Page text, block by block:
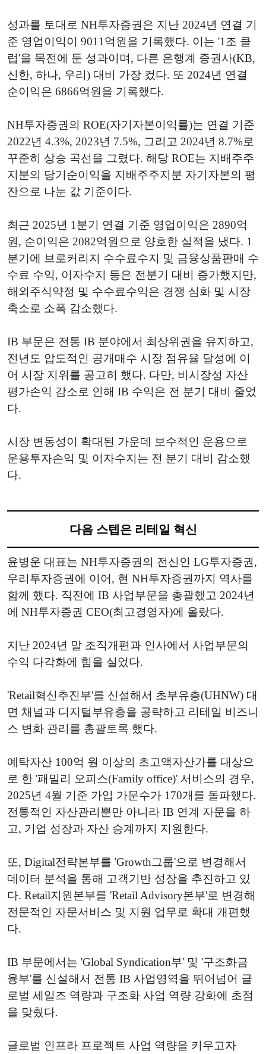
성과를 토대로 NH투자증권은 지난 2024년 연결 기
준 영업이익이 9011억원을 기록했다. 이는 '1조 클
럽'을 목전에 둔 성과이며, 다른 은행계 증권사(KB,
신한, 하나, 우리) 대비 가장 컸다. 또 2024년 연결
순이익은 6866억원을 기록했다.
NH투자증권의 ROE(자기자본이익률)는 연결 기준
2022년 4.3%, 2023년 7.5%, 그리고 2024년 8.7%로
꾸준히 상승 곡선을 그렸다. 해당 ROE는 지배주주
지분의 당기순이익을 지배주주지분 자기자본의 평
잔으로 나눈 값 기준이다.
최근 2025년 1분기 연결 기준 영업이익은 2890억
원, 순이익은 2082억원으로 양호한 실적을 냈다. 1
분기에 브로커리지 수수료수지 및 금융상품판매 수
수료 수익, 이자수지 등은 전분기 대비 증가했지만,
해외주식약정 및 수수료수익은 경쟁 심화 및 시장
축소로 소폭 감소했다.
IB 부문은 전통 IB 분야에서 최상위권을 유지하고,
전년도 압도적인 공개매수 시장 점유율 달성에 이
어 시장 지위를 공고히 했다. 다만, 비시장성 자산
평가손익 감소로 인해 IB 수익은 전 분기 대비 줄었
다.
시장 변동성이 확대된 가운데 보수적인 운용으로
운용투자손익 및 이자수지는 전 분기 대비 감소했
다.
다음 스텝은 리테일 혁신
윤병운 대표는 NH투자증권의 전신인 LG투자증권,
우리투자증권에 이어, 현 NH투자증권까지 역사를
함께 했다. 직전에 IB 사업부문을 총괄했고 2024년
에 NH투자증권 CEO(최고경영자)에 올랐다.
지난 2024년 말 조직개편과 인사에서 사업부문의
수익 다각화에 힘을 실었다.
'Retail혁신추진부'를 신설해서 초부유층(UHNW) 대
면 채널과 디지털부유층을 공략하고 리테일 비즈니
스 변화 관리를 총괄토록 했다.
예탁자산 100억 원 이상의 초고액자산가를 대상으
로 한 '패밀리 오피스(Family office)' 서비스의 경우,
2025년 4월 기준 가입 가문수가 170개를 돌파했다.
전통적인 자산관리뿐만 아니라 IB 연계 자문을 하
고, 기업 성장과 자산 승계까지 지원한다.
또, Digital전략본부를 'Growth그룹'으로 변경해서
데이터 분석을 통해 고객기반 성장을 추진하고 있
다. Retail지원본부를 'Retail Advisory본부'로 변경해
전문적인 자문서비스 및 지원 업무로 확대 개편했
다.
IB 부문에서는 'Global Syndication부' 및 '구조화금
융부'를 신설해서 전통 IB 사업영역을 뛰어넘어 글
로벌 세일즈 역량과 구조화 사업 역량 강화에 초점
을 맞췄다.
글로벌 인프라 프로젝트 사업 역량을 키우고자